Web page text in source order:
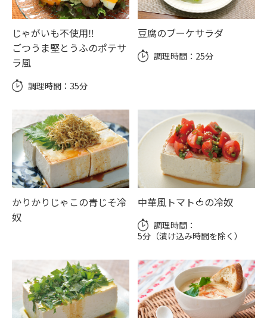
じゃがいも不使用‼
ごつうま堅とうふのポテサ
ラ風
調理時間： 35分
豆腐のブーケサラダ
調理時間： 25分
かりかりじゃこの青じそ冷
奴
中華風トマト🍅の冷奴
調理時間：
5分（漬け込み時間を除く）